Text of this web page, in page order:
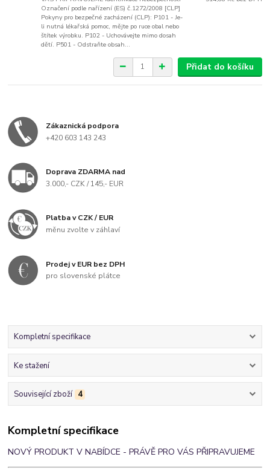
Označení podle nařízení (ES) č.1272/2008 [CLP]
Pokyny pro bezpečné zacházení (CLP): P101 - Je-
li nutná lékařská pomoc, mějte po ruce obal nebo
štítek výrobku. P102 - Uchovávejte mimo dosah
dětí. P501 - Odstraňte obsah...
Přidat do košíku
Zákaznická podpora
+420 603 143 243
Doprava ZDARMA nad
3.000,- CZK / 145,- EUR
Platba v CZK / EUR
měnu zvolte v záhlaví
Prodej v EUR bez DPH
pro slovenské plátce
Kompletní specifikace
Ke stažení
Související zboží 4
Kompletní specifikace
NOVÝ PRODUKT V NABÍDCE - PRÁVĚ PRO VÁS PŘIPRAVUJEME